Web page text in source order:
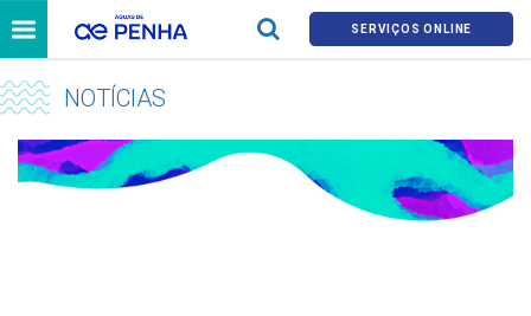
SERVIÇOS ONLINE
NOTÍCIAS